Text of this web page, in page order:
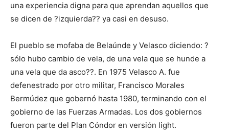
una experiencia digna para que aprendan aquellos que
se dicen de ?izquierda?? ya casi en desuso.
El pueblo se mofaba de Belaúnde y Velasco diciendo: ?
sólo hubo cambio de vela, de una vela que se hunde a
una vela que da asco??. En 1975 Velasco A. fue
defenestrado por otro militar, Francisco Morales
Bermúdez que gobernó hasta 1980, terminando con el
gobierno de las Fuerzas Armadas. Los dos gobiernos
fueron parte del Plan Cóndor en versión light.